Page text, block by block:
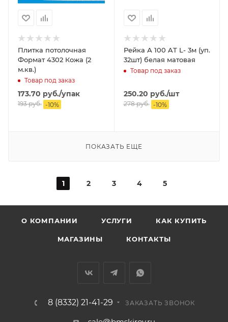
Плитка потолочная
Формат 4302 Кожа (2
м.кв.)
Товар под заказ
173.70 руб./упак
193руб. -10%
Рейка А 100 AT L- 3м (уп.
32шт) белая матовая
Товар под заказ
250.20 руб./шт
278руб. -10%
ПОКАЗАТЬ ЕЩЕ
1 2 3 4 5
О КОМПАНИИ УСЛУГИ КАК КУПИТЬ
МАГАЗИНЫ КОНТАКТЫ
8 (8332) 21-41-29 ЗАКАЗАТЬ ЗВОНОК